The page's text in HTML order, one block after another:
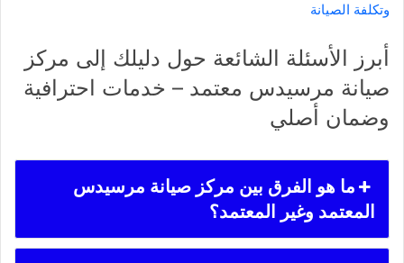
وتكلفة الصيانة
أبرز الأسئلة الشائعة حول دليلك إلى مركز
صيانة مرسيدس معتمد – خدمات احترافية
وضمان أصلي
ما هو الفرق بين مركز صيانة مرسيدس
المعتمد وغير المعتمد؟